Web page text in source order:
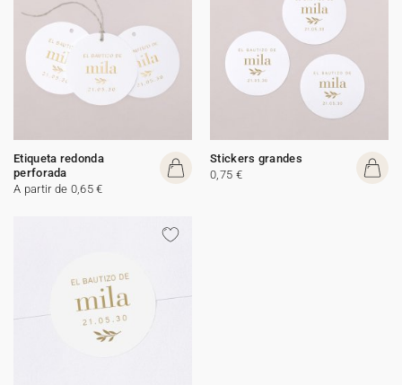
Etiqueta redonda
perforada
A partir de 0,65 €
Stickers grandes
0,75 €